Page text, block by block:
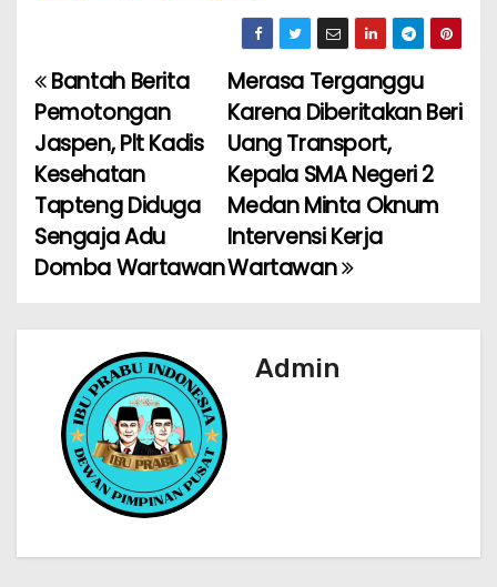
a
e
b
o
o
k
h
ts
A
p
p
m
l
el
gr
a
m
h
ar
e
N
a
v
i
g
a
s
Merasa Terganggu
Karena Diberitakan Beri
Uang Transport,
Kepala SMA Negeri 2
Medan Minta Oknum
Intervensi Kerja
Wartawan
Bantah Berita
Pemotongan
Jaspen, Plt Kadis
Kesehatan
Tapteng Diduga
Sengaja Adu
Domba Wartawan
Admin